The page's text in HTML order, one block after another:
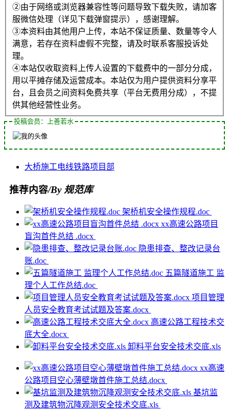
②由于网络或浏览器兼容性等问题导致下载失败，请加客
服微信处理（详见下载弹窗提示），感谢理解。
③本资料由其他用户上传，本站不保证质量、数量等令人
满意，若存在资料虚假不完整，请及时联系客服投诉处
理。
④本站仅收取资料上传人设置的下载费中的一部分分成，
用以平摊存储及运营成本。本站仅为用户提供资料分享平
台，且会员之间资料免费共享（平台无费用分成），不提
供其他经营性业务。
投稿会员：上善若水
大桥施工电线铁路项目部
推荐内容/By 规范库
架桥机安全操作规程.doc
xx高速公路项目
盲沟首件总结 .docx
隐患排查、整改记录台
账.doc
五篇隧道施工 监
理个人工作总结.doc
项目管理
人员安全教育考试试题及答案.docx
高速公路工程技术交
底大全.docx
卸料平台安全技术交底.xls
xx高速
公路项目空心薄壁墩首件施工总结.docx
基坑监
测及建筑物沉降观测安全技术交底.xls